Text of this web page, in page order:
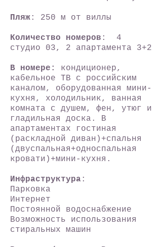
Пляж : 250 м от виллы
Количество номеров : 4
студио 03, 2 апартамента 3+2
В номере:
кондиционер,
кабельное ТВ с российским
каналом, оборудованная мини-
кухня, холодильник, ванная
комната с душем, фен, утюг и
гладильная доска. В
апартаментах гостиная
(раскладной диван)+спальня
(двуспальная+односпальная
кровати)+мини-кухня.
Инфраструктура :
Парковка
Интернет
Постоянной водоснабжение
Возможность использования
стиральных машин